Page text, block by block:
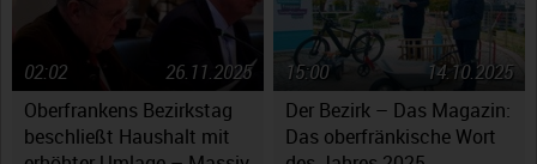
Oberfrankens Bezirkstag
beschließt Haushalt mit
26.11.2025
02:02
Der Bezirk – Das Magazin:
Das oberfränkische Wort
14.10.2025
15:00